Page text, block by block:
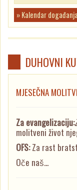
» Kalendar
DUHOVNI
MJESEČNA
Za evangelizaciju:
molitveni život
OFS:Za rast
Oče naš...